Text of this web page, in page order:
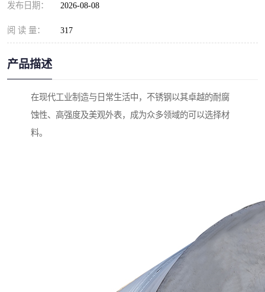
发布日期： 2026-08-08
阅 读 量： 317
产品描述
在现代工业制造与日常生活中，不锈钢以其卓越的耐腐
蚀性、高强度及美观外表，成为众多领域的可以选择材
料。